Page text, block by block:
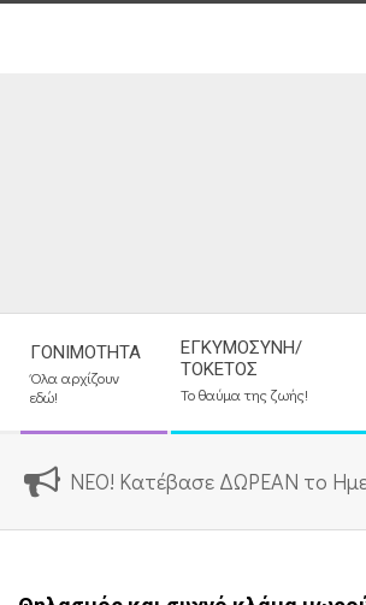
Navigation
Menu
ΓΟΝΙΜΌΤΗΤΑ
Όλα αρχίζουν
εδώ!
ΕΓΚΥΜΟΣΎΝΗ/
ΤΟΚΕΤΌΣ
Το θαύμα της ζωής!
ΝΕΟ! Κατέβασε ΔΩΡΕΑΝ το